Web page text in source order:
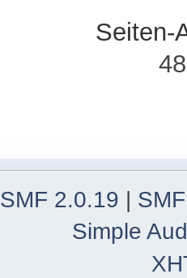
Seiten-
SMF 2.0.19 |
Simple